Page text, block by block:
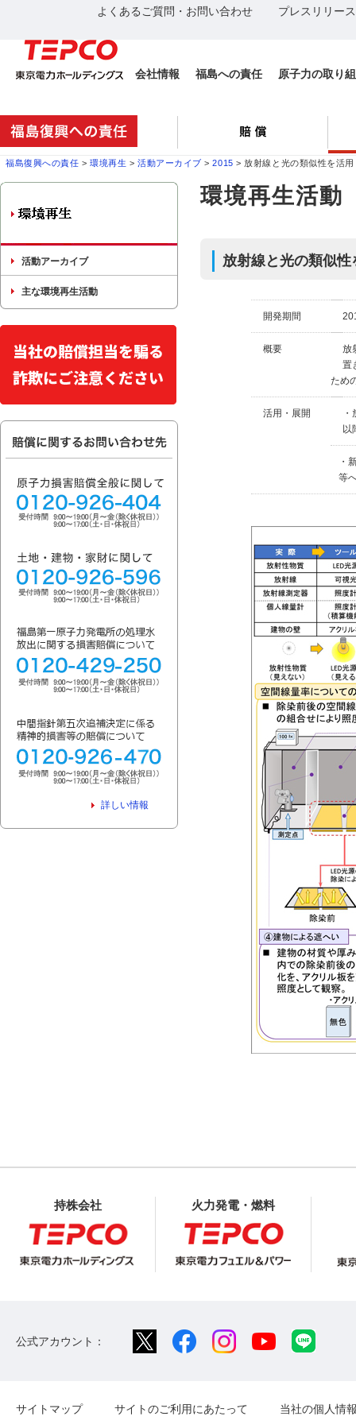
よくあるご質問・お問い合わせ プレスリリー
会社情報 福島への責任 原子力の取り
福島復興への責任 >環境再生 > 活動アーカイブ >2015 > 放射線と光の類似性を活
環境再生活動
放射線と光の類似
開発期間
概要
放
置
ため
活用・展開
以
・
等
活動アーカイブ
主な環境再生活動
詳しい情報
持株会社 火力発電・燃料
公式アカウント：
サイトマップ サイトのご利用にあたって 当社の個人情